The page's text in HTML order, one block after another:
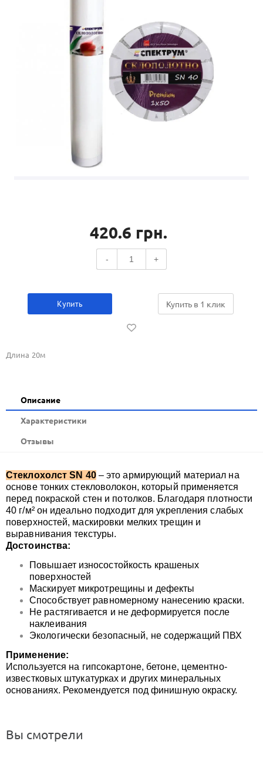
420.6 грн.
- +
Купить Купить в 1 клик
Длина 20м
Описание
Xарактеристики
Отзывы
Стеклохолст SN 40– это армирующий материал на
основе тонких стекловолокон, который применяется
перед покраской стен и потолков. Благодаря плотности
40 г/м² он идеально подходит для укрепления слабых
поверхностей, маскировки мелких трещин и
выравнивания текстуры.
Достоинства:
Повышает износостойкость крашеных
поверхностей
Маскирует микротрещины и дефекты
Способствует равномерному нанесению краски.
Не растягивается и не деформируется после
наклеивания
Экологически безопасный, не содержащий ПВХ
Применение:
Используется на гипсокартоне, бетоне, цементно-
известковых штукатурках и других минеральных
основаниях. Рекомендуется под финишную окраску.
Вы смотрели